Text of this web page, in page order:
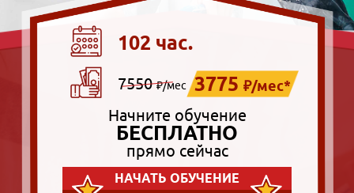
102 час.
7550₽/мес 3775 ₽/мес*
Начните обучение
БЕСПЛАТНО
прямо сейчас
НАЧАТЬ ОБУЧЕНИЕ